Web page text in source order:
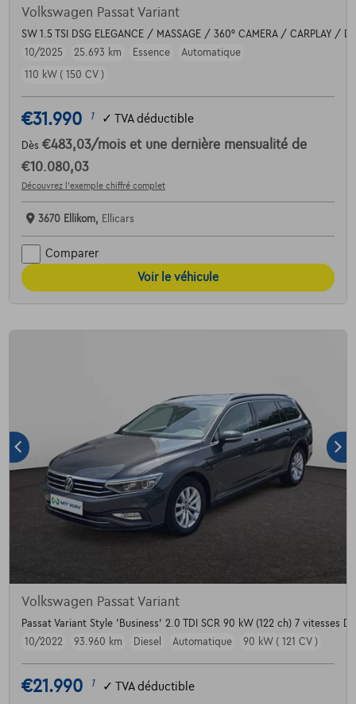
Volkswagen Passat Variant
SW 1.5 TSI DSG ELEGANCE / MASSAGE / 360° CAMERA / CARPLAY /
10/2025
25.693 km Essence
Automatique
110 kW ( 150 CV )
€31.990 1 ✓ TVA déductible
Dès €483,03/mois et une dernière mensualité de
€10.080,03
Découvrez l’exemple chiffré complet
3670 Ellikom, Ellicars
Comparer
Voir le véhicule
Volkswagen Passat Variant
Passat Variant Style 'Business' 2.0 TDI SCR 90 kW (122 ch) 7 vitesses
10/2022
93.960 km Diesel Automatique 90 kW ( 121 CV )
€21.990 1 ✓ TVA déductible